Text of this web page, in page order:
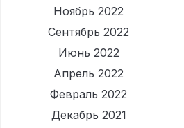
Ноябрь 2022
Сентябрь 2022
Июнь 2022
Апрель 2022
Февраль 2022
Декабрь 2021